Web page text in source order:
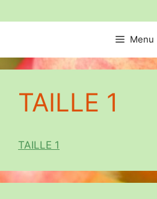
Menu
TAILLE 1
TAILLE 1